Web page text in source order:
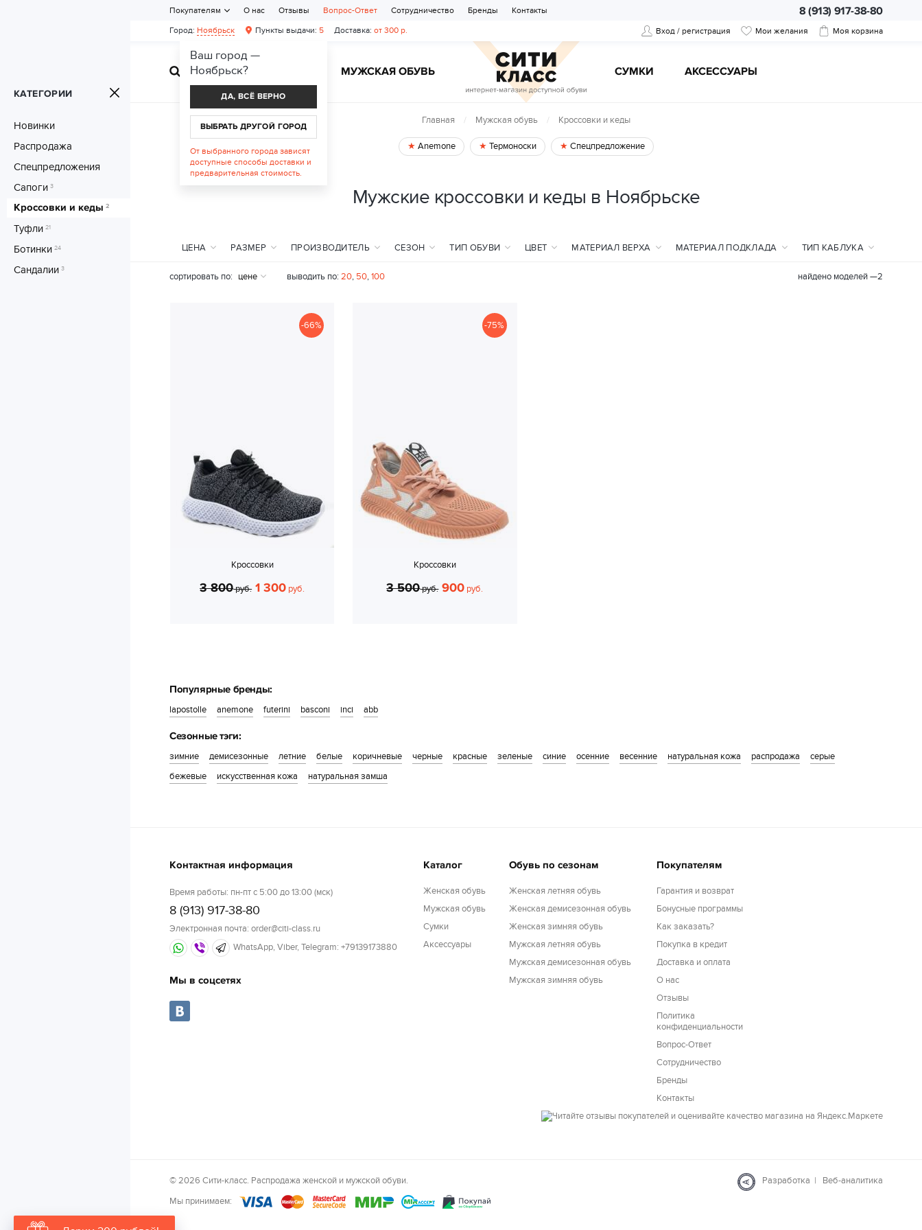
Вход / регистрация Мои желания Моя корзина
ЖЕНСКАЯ ОБУВЬ МУЖСКАЯ ОБУВЬ CУМКИ АКСЕССУАРЫ
Город: Ноябрьск Пункты выдачи: 5 Доставка: от 300 р.
8 (913) 917-38-80
Покупателям О нас Отзывы Вопрос-Ответ Сотрудничество Бренды Контакты
КАТЕГОРИИ
Новинки
Распродажа
Спецпредложения
Сапоги 3
Кроссовки и кеды 2
Туфли 21
Ботинки 24
Сандалии 3
Главная Мужская обувь Кроссовки и кеды
Anemone Термоноски Спецпредложение
Мужские кроссовки и кеды в Ноябрьске
ЦЕНА РАЗМЕР ПРОИЗВОДИТЕЛЬ СЕЗОН ТИП ОБУВИ ЦВЕТ МАТЕРИАЛ ВЕРХА МАТЕРИАЛ ПОДКЛАДА ТИП КАБЛУКА
сортировать по: цене выводить по: 20, 50,100 найдено моделей —2
-66%
Кроссовки
3 800руб. 1 300 руб.
-75%
Кроссовки
3 500руб. 900 руб.
Популярные бренды:
lapostolle anemone futerini basconi inci abb
Сезонные тэги:
зимние демисезонные летние белые коричневые черные красные зеленые синие осенние весенние натуральная кожа распродажа
серые
бежевые
искусственная кожа натуральная замша
Контактная информация
Время работы: пн-пт с 5:00 до 13:00 (мск)
8 (913) 917-38-80
Электронная почта: order@citi-class.ru
WhatsApp, Viber, Telegram: +79139173880
Мы в соцсетях
Каталог
Женская обувь
Мужская обувь
Cумки
Аксессуары
Обувь по сезонам
Женская летняя обувь
Женская демисезонная обувь
Женская зимняя обувь
Мужская летняя обувь
Мужская демисезонная обувь
Мужская зимняя обувь
Покупателям
Гарантия и возврат
Бонусные программы
Как заказать?
Покупка в кредит
Доставка и оплата
О нас
Отзывы
Политика
конфиденциальности
Вопрос-Ответ
Сотрудничество
Бренды
Контакты
© 2026 Сити-класс. Распродажа женской и мужской обуви.
Мы принимаем:
Разработка | Веб-аналитика
Ваш город —
Ноябрьск?
ДА, ВСЁ ВЕРНО
ВЫБРАТЬ ДРУГОЙ ГОРОД
От выбранного города зависят
доступные способы доставки и
предварительная стоимость.